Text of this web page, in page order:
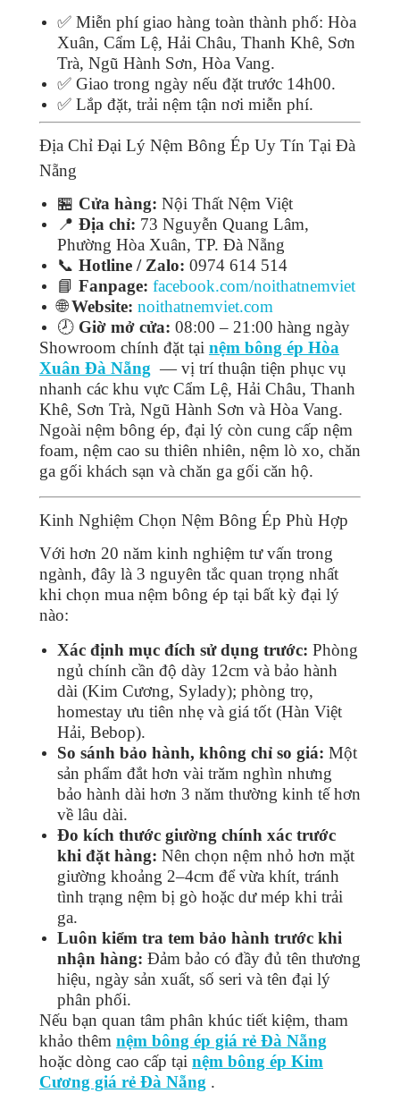
✅ Miễn phí giao hàng toàn thành phố: Hòa
Xuân, Cẩm Lệ, Hải Châu, Thanh Khê, Sơn
Trà, Ngũ Hành Sơn, Hòa Vang.
✅ Giao trong ngày nếu đặt trước 14h00.
✅ Lắp đặt, trải nệm tận nơi miễn phí.
Địa Chỉ Đại Lý Nệm Bông Ép Uy Tín Tại Đà
Nẵng
🏪 Cửa hàng: Nội Thất Nệm Việt
📍 Địa chỉ: 73 Nguyễn Quang Lâm,
Phường Hòa Xuân, TP. Đà Nẵng
📞 Hotline / Zalo: 0974 614 514
📘 Fanpage: facebook.com/noithatnemviet
🌐Website: noithatnemviet.com
🕗 Giờ mở cửa: 08:00 – 21:00 hàng ngày
Showroom chính đặt tại nệm bông ép Hòa
Xuân Đà Nẵng — vị trí thuận tiện phục vụ
nhanh các khu vực Cẩm Lệ, Hải Châu, Thanh
Khê, Sơn Trà, Ngũ Hành Sơn và Hòa Vang.
Ngoài nệm bông ép, đại lý còn cung cấp nệm
foam, nệm cao su thiên nhiên, nệm lò xo, chăn
ga gối khách sạn và chăn ga gối căn hộ.
Kinh Nghiệm Chọn Nệm Bông Ép Phù Hợp
Với hơn 20 năm kinh nghiệm tư vấn trong
ngành, đây là 3 nguyên tắc quan trọng nhất
khi chọn mua nệm bông ép tại bất kỳ đại lý
nào:
Xác định mục đích sử dụng trước: Phòng
ngủ chính cần độ dày 12cm và bảo hành
dài (Kim Cương, Sylady); phòng trọ,
homestay ưu tiên nhẹ và giá tốt (Hàn Việt
Hải, Bebop).
So sánh bảo hành, không chỉ so giá: Một
sản phẩm đắt hơn vài trăm nghìn nhưng
bảo hành dài hơn 3 năm thường kinh tế hơn
về lâu dài.
Đo kích thước giường chính xác trước
khi đặt hàng: Nên chọn nệm nhỏ hơn mặt
giường khoảng 2–4cm để vừa khít, tránh
tình trạng nệm bị gò hoặc dư mép khi trải
ga.
Luôn kiểm tra tem bảo hành trước khi
nhận hàng: Đảm bảo có đầy đủ tên thương
hiệu, ngày sản xuất, số seri và tên đại lý
phân phối.
Nếu bạn quan tâm phân khúc tiết kiệm, tham
khảo thêm nệm bông ép giá rẻ Đà Nẵng
hoặc dòng cao cấp tại nệm bông ép Kim
Cương giá rẻ Đà Nẵng .